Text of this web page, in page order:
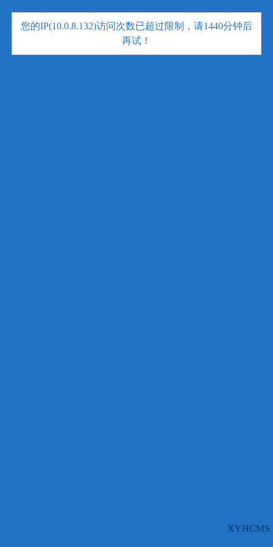
您的IP(10.0.8.132)访问次数已超过限制，请1440分钟后
再试！
XYHCMS